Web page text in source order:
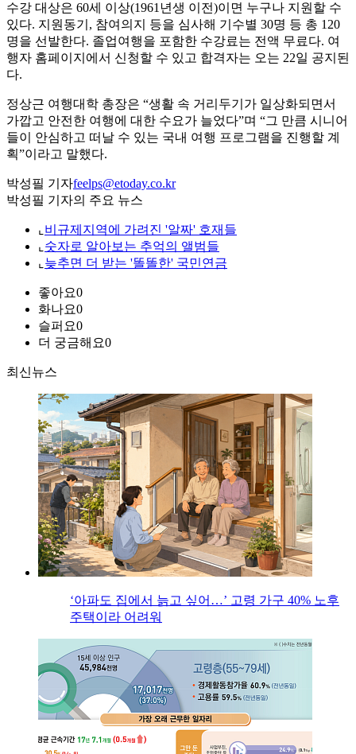
수강 대상은 60세 이상(1961년생 이전)이면 누구나 지원할 수
있다. 지원동기, 참여의지 등을 심사해 기수별 30명 등 총 120
명을 선발한다. 졸업여행을 포함한 수강료는 전액 무료다. 여
행자 홈페이지에서 신청할 수 있고 합격자는 오는 22일 공지된
다.
정상근 여행대학 총장은 “생활 속 거리두기가 일상화되면서
가깝고 안전한 여행에 대한 수요가 늘었다”며 “그 만큼 시니어
들이 안심하고 떠날 수 있는 국내 여행 프로그램을 진행할 계
획”이라고 말했다.
박성필 기자feelps@etoday.co.kr
박성필 기자의 주요 뉴스
⌞ 비규제지역에 가려진 '알짜' 호재들
⌞ 숫자로 알아보는 추억의 앨범들
⌞ 늦추면 더 받는 '똘똘한' 국민연금
좋아요0
화나요0
슬퍼요0
더 궁금해요0
최신뉴스
‘아파도 집에서 늙고 싶어…’ 고령 가구 40% 노후
주택이라 어려워